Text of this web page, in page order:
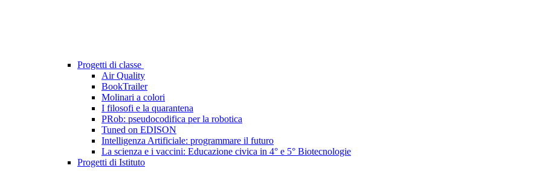
Progetti di classe
Air Quality
BookTrailer
Molinari a colori
I filosofi e la quarantena
PRob: pseudocodifica per la robotica
Tuned on EDISON
Intelligenza Artificiale: programmare il futuro
La scienza e i vaccini: Educazione civica in 4° e 5° Biotecnologie
Progetti di Istituto